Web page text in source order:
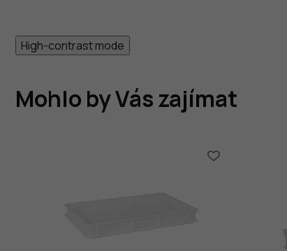
High-contrast mode
Mohlo by Vás zajímat